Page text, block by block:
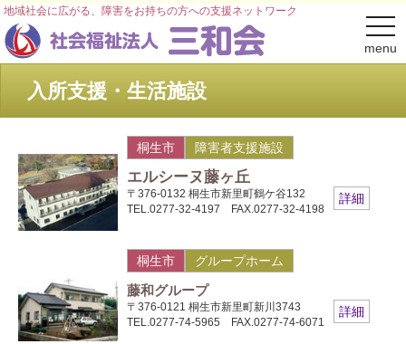
地域社会に広がる、障害をお持ちの方への支援ネットワーク
menu
入所支援・生活施設
桐生市 障害者支援施設
エルシーヌ藤ヶ丘
〒376-0132 桐生市新里町鶴ケ谷132
TEL.0277-32-4197 FAX.0277-32-4198
詳細
桐生市 グループホーム
藤和グループ
〒376-0121 桐生市新里町新川3743
TEL.0277-74-5965 FAX.0277-74-6071
詳細